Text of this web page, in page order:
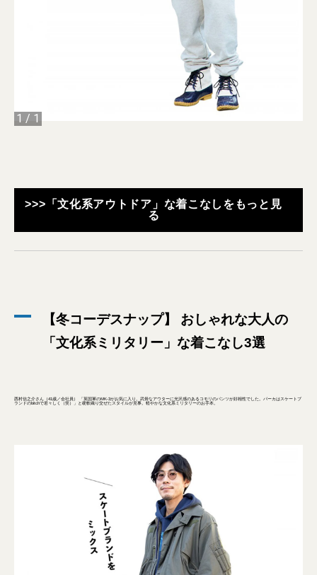
1 / 1
>>>「文化系アウトドア」な着こなしをもっと見
る
【冬コーデスナップ】 おしゃれな大人の
「文化系ミリタリー」な着こなし3選
西村信之介さん（41歳／会社員） 「英国軍のMK-3がお気に入り。武骨なアウターに光沢感のあるコモリのパンツが好相性でした。パーカはスケートブ
ランドのbitchで若々しく（笑）」と硬軟織り交ぜたスタイルが見事。軽やかな文化系ミリタリーのお手本。